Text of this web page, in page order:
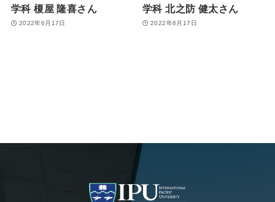
学科 榎屋 隆喜さん
2022年6月17日
学科 北之防 健太さん
2022年6月17日